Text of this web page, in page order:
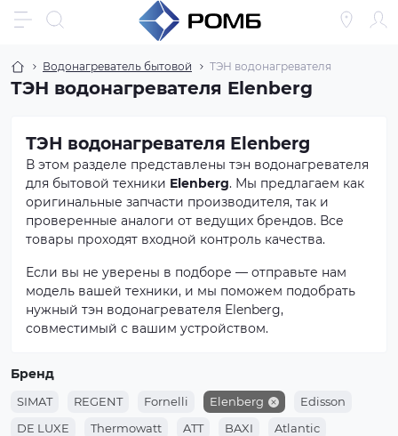
Водонагреватель бытовой ТЭН водонагревателя
ТЭН водонагревателя Elenberg
ТЭН водонагревателя Elenberg
В этом разделе представлены тэн водонагревателя
для бытовой техники Elenberg. Мы предлагаем как
оригинальные запчасти производителя, так и
проверенные аналоги от ведущих брендов. Все
товары проходят входной контроль качества.
Если вы не уверены в подборе — отправьте нам
модель вашей техники, и мы поможем подобрать
нужный тэн водонагревателя Elenberg,
совместимый с вашим устройством.
Бренд
SIMAT REGENT Fornelli Elenberg
Edisson
DE LUXE
Thermowatt ATT BAXI
Atlantic